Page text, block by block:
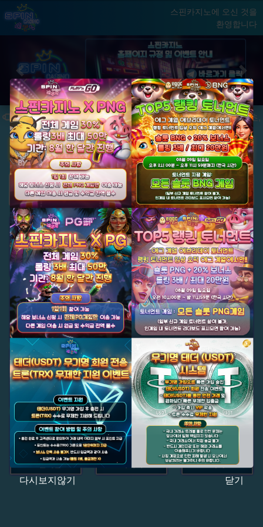
다시보지않기 닫기
스핀카지노에 오신 것을
환영합니다
게임
Previous
Next
★ 국내 최초,